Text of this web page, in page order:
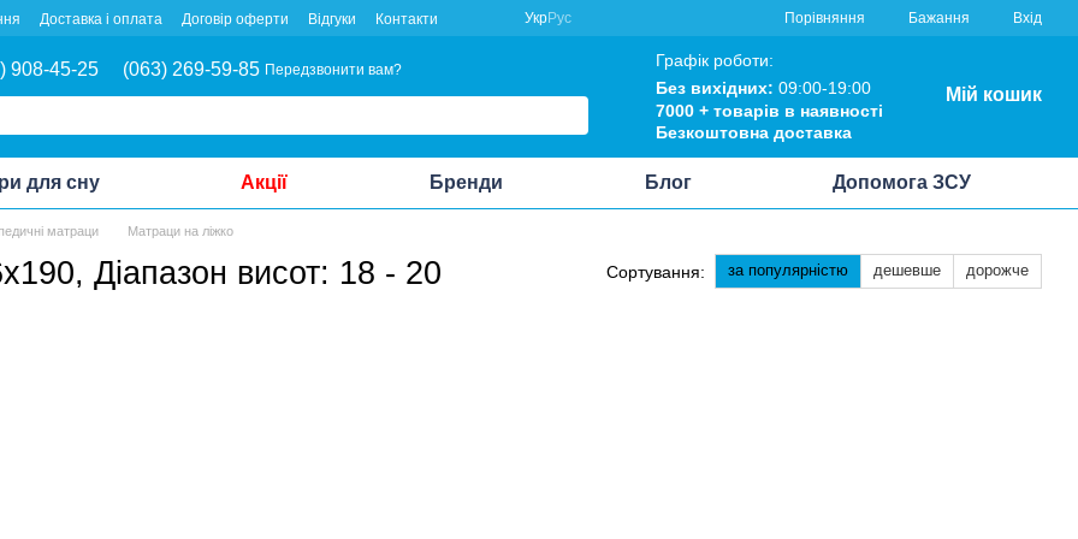
Доставка і оплата Договір оферти Відгуки Контакти УкрРус Порівняння Бажання Вхід
908-45-25 (063) 269-59-85 Передзвонити вам?
Графік роботи:
Без вихідних: 09:00-19:00
7000 + товарів в наявності
Безкоштовна доставка
Мій кошик
для сну Акції Бренди Блог Допомога ЗСУ
матраци Матраци на ліжко
Діапазон висот: 18 - 20 Сортування: за популярністю дешевше дорожче